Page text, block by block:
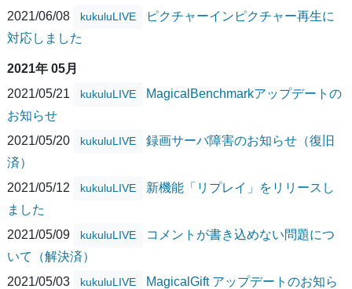
2021/06/08
kukuluLIVE
ピクチャーインピクチャー再生に
対応しました
2021年 05月
2021/05/21
kukuluLIVE
MagicalBenchmarkアップデートの
お知らせ
2021/05/20
kukuluLIVE
録画サーバ障害のお知らせ（復旧
済）
2021/05/12
kukuluLIVE
新機能「リプレイ」をリリースし
ました
2021/05/09
kukuluLIVE
コメントが書き込めない問題につ
いて（解決済）
2021/05/03
kukuluLIVE
MagicalGift アップデートのお知ら